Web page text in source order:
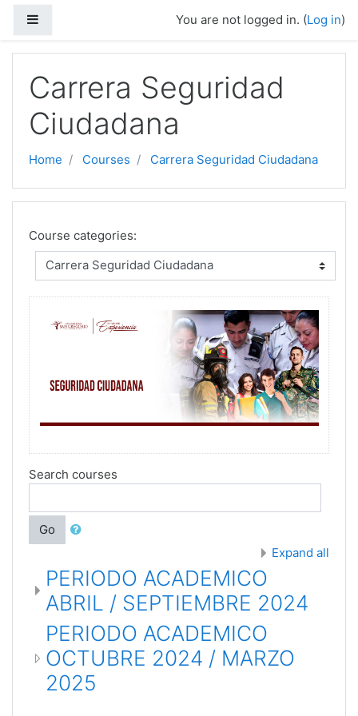
You are not logged in. (Log in)
Carrera Seguridad
Ciudadana
Home Courses Carrera Seguridad Ciudadana
Course categories:
Search courses
Go
Expand all
PERIODO ACADEMICO
ABRIL / SEPTIEMBRE 2024
PERIODO ACADEMICO
OCTUBRE 2024 / MARZO
2025